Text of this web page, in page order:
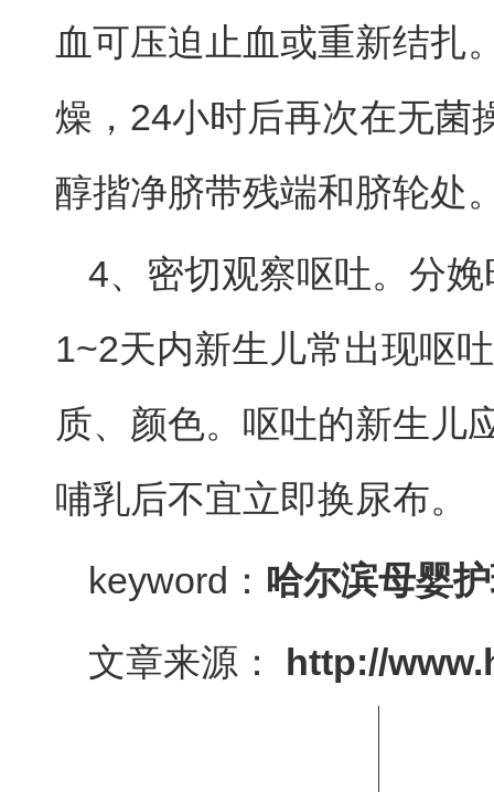
血可压迫止血或重新结扎
燥，24小时后再次在无菌
醇揩净脐带残端和脐轮处
4、密切观察呕吐。分
1~2天内新生儿常出现呕
质、颜色。呕吐的新生儿
哺乳后不宜立即换尿布。
keyword： 哈尔滨母婴
文章来源：
http://